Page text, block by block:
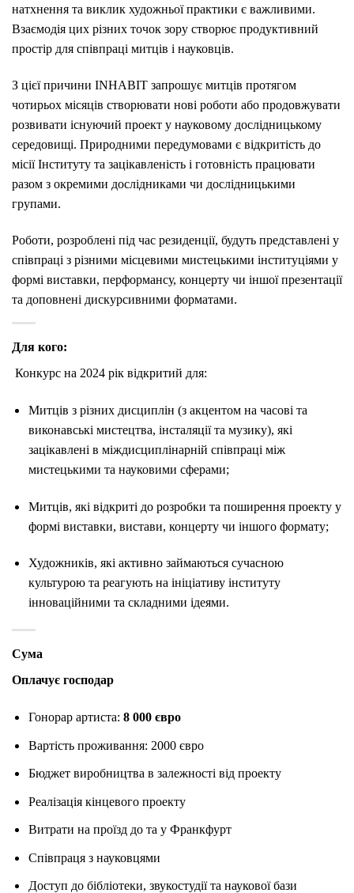
натхнення та виклик художньої практики є важливими.
Взаємодія цих різних точок зору створює продуктивний
простір для співпраці митців і науковців.
З цієї причини INHABIT запрошує митців протягом
чотирьох місяців створювати нові роботи або продовжувати
розвивати існуючий проект у науковому дослідницькому
середовищі. Природними передумовами є відкритість до
місії Інституту та зацікавленість і готовність працювати
разом з окремими дослідниками чи дослідницькими
групами.
Роботи, розроблені під час резиденції, будуть представлені у
співпраці з різними місцевими мистецькими інституціями у
формі виставки, перформансу, концерту чи іншої презентації
та доповнені дискурсивними форматами.
Для кого:
Конкурс на 2024 рік відкритий для:
Митців з різних дисциплін (з акцентом на часові та
виконавські мистецтва, інсталяції та музику), які
зацікавлені в міждисциплінарній співпраці між
мистецькими та науковими сферами;
Митців, які відкриті до розробки та поширення проекту у
формі виставки, вистави, концерту чи іншого формату;
Художників, які активно займаються сучасною
культурою та реагують на ініціативу інституту
інноваційними та складними ідеями.
Сума
Оплачує господар
Гонорар артиста: 8 000 євро
Вартість проживання: 2000 євро
Бюджет виробництва в залежності від проекту
Реалізація кінцевого проекту
Витрати на проїзд до та у Франкфурт
Співпраця з науковцями
Доступ до бібліотеки, звукостудії та наукової бази